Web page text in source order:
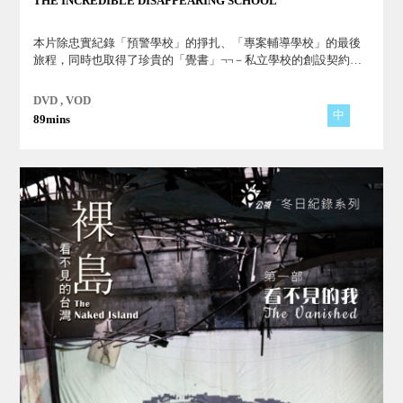
本片除忠實紀錄「預警學校」的掙扎、「專案輔導學校」的最後
旅程，同時也取得了珍貴的「覺書」¬¬－私立學校的創設契約
初衷，不是「捐資興學」而是「投資興學」。
DVD , VOD
89mins
中